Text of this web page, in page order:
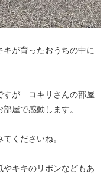
が育ったおうちの中に
すが…コキリさんの部屋
屋で感動します。
くださいね。
キキのリボンなどもあ